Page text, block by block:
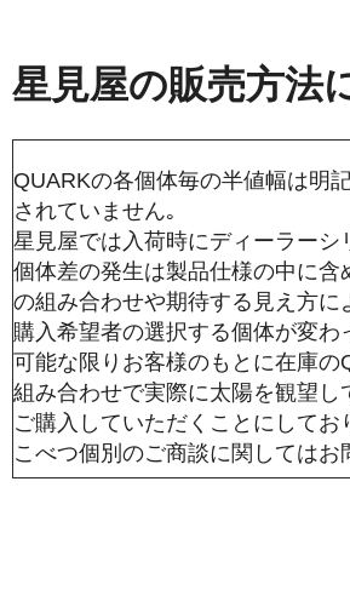
星見屋の販売方法
QUARKの各個体毎の半値幅は明
されていません｡
星見屋では入荷時にディーラーシ
個体差の発生は製品仕様の中に
の組み合わせや期待する見え方に
購入希望者の選択する個体が変わ
可能な限りお客様のもとに在庫
組み合わせで実際に太陽を観望
ご購入していただくことにしてお
こべつ個別のご商談に関してはお